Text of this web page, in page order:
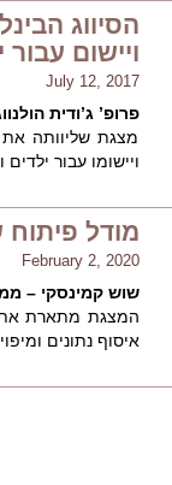
ויישום עבור
July 12, 2017
פרופ’ ג’ודית
מצגת שליוותה את
ויישומו עבור ילדים
מודל פיתוח
February 2, 2020
שוש קמינסקי –
המצגת מתארת את
איסוף נתונים